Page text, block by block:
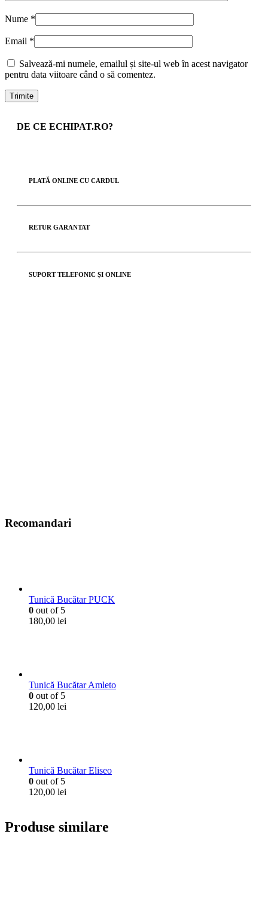
Nume *
Email *
Salvează-mi numele, emailul și site-ul web în acest navigator
pentru data viitoare când o să comentez.
DE CE ECHIPAT.RO?
PLATĂ ONLINE CU CARDUL
RETUR GARANTAT
SUPORT TELEFONIC ȘI ONLINE
Recomandari
Tunică Bucătar PUCK
0 out of 5
180,00 lei
Tunică Bucătar Amleto
0 out of 5
120,00 lei
Tunică Bucătar Eliseo
0 out of 5
120,00 lei
Produse similare